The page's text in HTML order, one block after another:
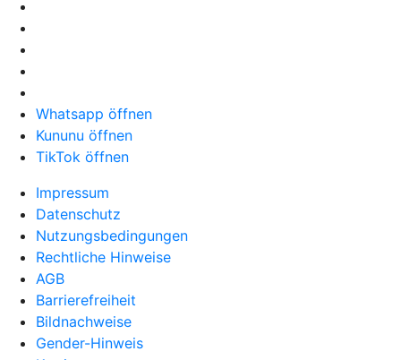
Whatsapp öffnen
Kununu öffnen
TikTok öffnen
Impressum
Datenschutz
Nutzungsbedingungen
Rechtliche Hinweise
AGB
Barrierefreiheit
Bildnachweise
Gender-Hinweis